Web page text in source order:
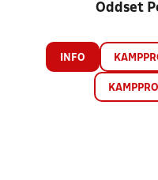
Oddset
INFO